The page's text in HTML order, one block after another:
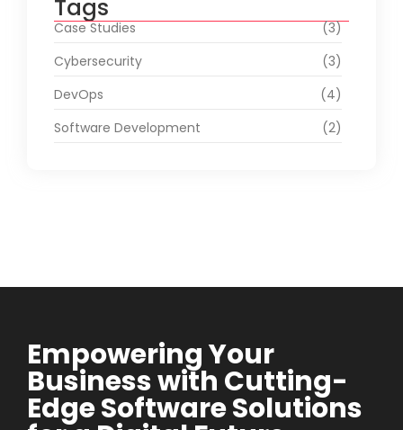
Tags
Case Studies
(3)
Cybersecurity
(3)
DevOps
(4)
Software Development
(2)
Empowering Your
Business with Cutting-
Edge Software Solutions